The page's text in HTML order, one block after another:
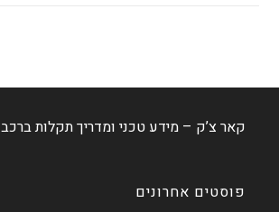
קאר צ’ק – מידע טכני ומדריך תקלות ברכב
פוסטים אחרונים